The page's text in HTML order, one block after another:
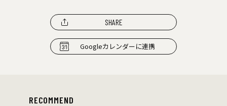
SHARE
Googleカレンダーに連携
RECOMMEND